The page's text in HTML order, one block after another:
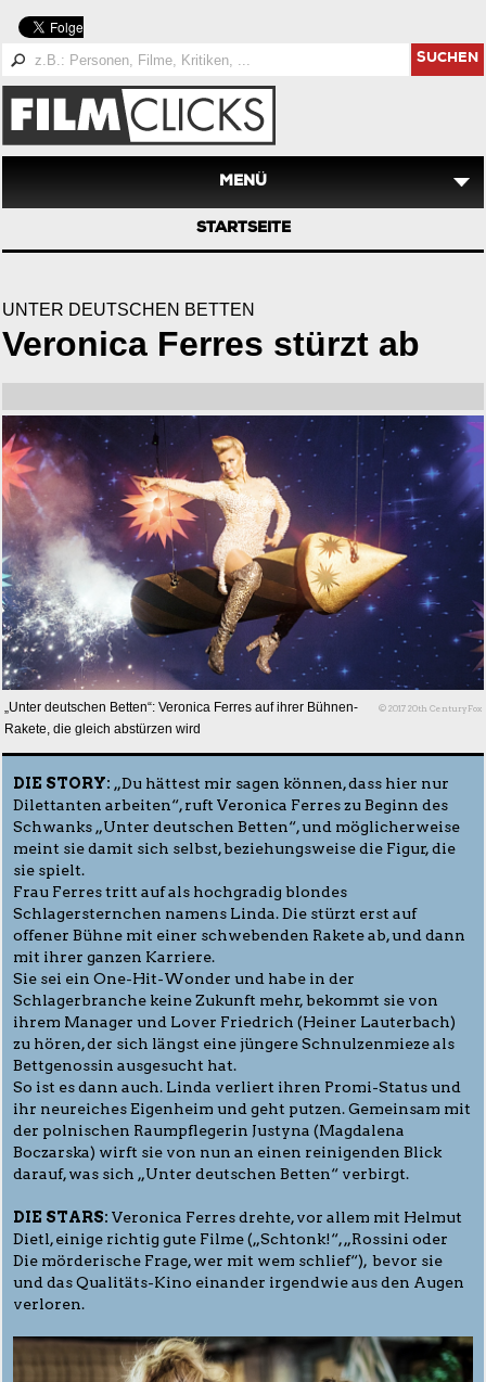
SUCHEN
MENÜ
STARTSEITE
UNTER DEUTSCHEN BETTEN
Veronica Ferres stürzt ab
„Unter deutschen Betten“: Veronica Ferres auf ihrer Bühnen-
Rakete, die gleich abstürzen wird
© 2017 20th CenturyFox
DIE STORY: „Du hättest mir sagen können, dass hier nur
Dilettanten arbeiten“, ruft Veronica Ferres zu Beginn des
Schwanks „Unter deutschen Betten“, und möglicherweise
meint sie damit sich selbst, beziehungsweise die Figur, die
sie spielt.
Frau Ferres tritt auf als hochgradig blondes
Schlagersternchen namens Linda. Die stürzt erst auf
offener Bühne mit einer schwebenden Rakete ab, und dann
mit ihrer ganzen Karriere.
Sie sei ein One-Hit-Wonder und habe in der
Schlagerbranche keine Zukunft mehr, bekommt sie von
ihrem Manager und Lover Friedrich (Heiner Lauterbach)
zu hören, der sich längst eine jüngere Schnulzenmieze als
Bettgenossin ausgesucht hat.
So ist es dann auch. Linda verliert ihren Promi-Status und
ihr neureiches Eigenheim und geht putzen. Gemeinsam mit
der polnischen Raumpflegerin Justyna (Magdalena
Boczarska) wirft sie von nun an einen reinigenden Blick
darauf, was sich „Unter deutschen Betten“ verbirgt.
DIE STARS: Veronica Ferres drehte, vor allem mit Helmut
Dietl, einige richtig gute Filme („Schtonk!“, „Rossini oder
Die mörderische Frage, wer mit wem schlief“), bevor sie
und das Qualitäts-Kino einander irgendwie aus den Augen
verloren.